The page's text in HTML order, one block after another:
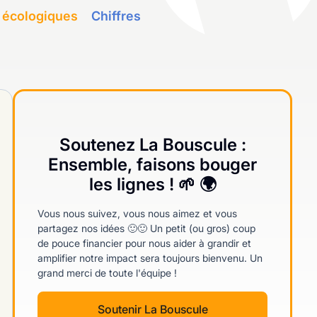
Chiffres
Soutenez La Bouscule :
Ensemble, faisons bouger
les lignes ! 🌱 🌍
Vous nous suivez, vous nous aimez et vous
partagez nos idées 🙂🙂 Un petit (ou gros) coup
de pouce financier pour nous aider à grandir et
amplifier notre impact sera toujours bienvenu. Un
grand merci de toute l'équipe !
Soutenir La Bouscule